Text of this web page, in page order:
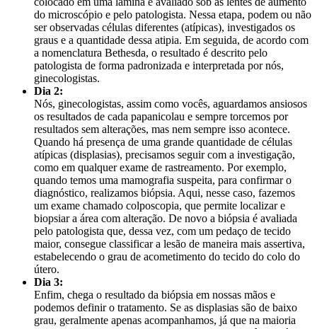
do microscópio e pelo patologista. Nessa etapa, podem ou não
ser observadas células diferentes (atípicas), investigados os
graus e a quantidade dessa atipia. Em seguida, de acordo com
a nomenclatura Bethesda, o resultado é descrito pelo
patologista de forma padronizada e interpretada por nós,
ginecologistas.
Dia 2:
Nós, ginecologistas, assim como vocês, aguardamos ansiosos
os resultados de cada papanicolau e sempre torcemos por
resultados sem alterações, mas nem sempre isso acontece.
Quando há presença de uma grande quantidade de células
atípicas (displasias), precisamos seguir com a investigação,
como em qualquer exame de rastreamento. Por exemplo,
quando temos uma mamografia suspeita, para confirmar o
diagnóstico, realizamos biópsia. Aqui, nesse caso, fazemos
um exame chamado colposcopia, que permite localizar e
biopsiar a área com alteração. De novo a biópsia é avaliada
pelo patologista que, dessa vez, com um pedaço de tecido
maior, consegue classificar a lesão de maneira mais assertiva,
estabelecendo o grau de acometimento do tecido do colo do
útero.
Dia 3:
Enfim, chega o resultado da biópsia em nossas mãos e
podemos definir o tratamento. Se as displasias são de baixo
grau, geralmente apenas acompanhamos, já que na maioria